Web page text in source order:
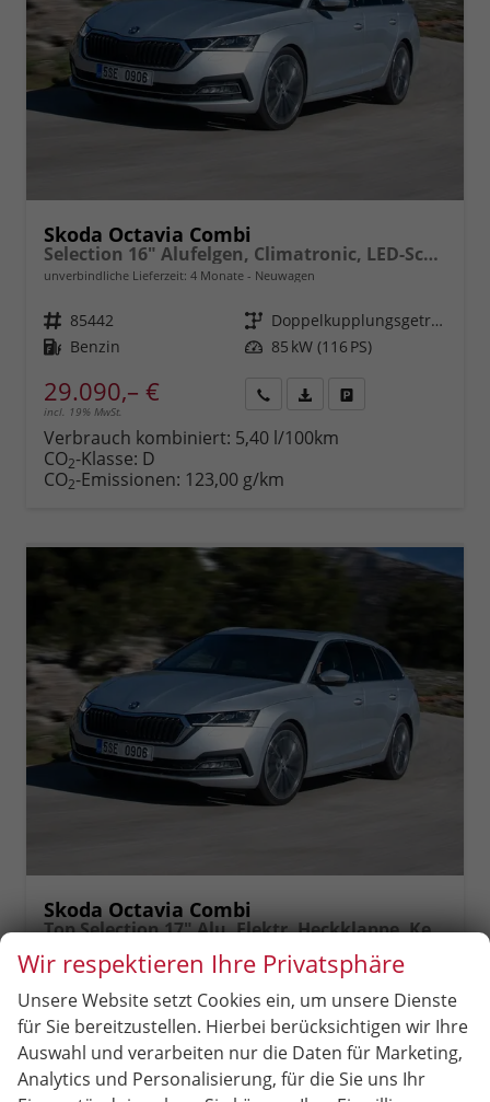
Skoda Octavia Combi
Selection 16" Alufelgen, Climatronic, LED-Scheinwerfer, Parksensoren hinten, Radio 10" + Wireless Smartlink, Tempomat, Multifunktions-Lederlenkrad, Dachreling uvm.
unverbindliche Lieferzeit: 4 Monate Neuwagen
Fahrzeugnr. 85442 Getriebe
Doppelkupplungsgetriebe (DSG)
Kraftstoff Benzin Leistung 85 kW (116 PS)
29.090,– €
incl. 19% MwSt.
anfordern
Datei,
Verbrauch kombiniert: 5,40 l/100km
CO2-Klasse: D
CO2-Emissionen: 123,00 g/km
Skoda Octavia Combi
Top Selection 17" Alu, Elektr. Heckklappe, Kessy+Alarm, Beheizte Frontscheibe, Winterpaket, SunSet, Climatronic, LED-Scheinwerfer, Parksensoren vorn/hinten, Rückfahrkamera, Radio 10" + Wireless Smartlink, ACC uvm.
Fahrzeugnr. 53224 GetriebeSchalt. 6-Gang
Kraftstoff Benzin Leistung 85 kW (116 PS)
29.390,– €
incl. 19% MwSt.
Rückruf PDF-
Fahrzeug
Wir respektieren Ihre Privatsphäre
Unsere Website setzt Cookies ein, um unsere Dienste
für Sie bereitzustellen. Hierbei berücksichtigen wir Ihre
Auswahl und verarbeiten nur die Daten für Marketing,
Analytics und Personalisierung, für die Sie uns Ihr